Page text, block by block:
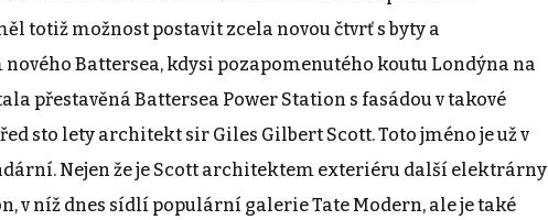
totiž možnost postavit zcela novou čtvrť s byty a
Battersea, kdysi pozapomenutého koutu Londýna na
přestavěná Battersea Power Station s fasádou v takové
sto lety architekt sir Giles Gilbert Scott. Toto jméno je už v
Nejen že je Scott architektem exteriéru další elektrárny
v níž dnes sídlí populární galerie Tate Modern, ale je také